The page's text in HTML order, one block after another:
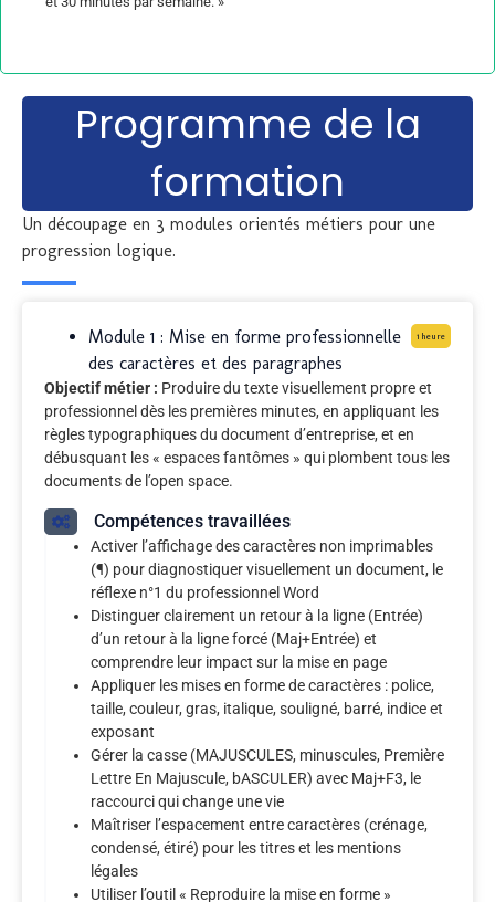
Programme de la
formation
Un découpage en 3 modules orientés métiers pour une
progression logique.
1 heure
Module 1 : Mise en forme professionnelle
des caractères et des paragraphes
Objectif métier : Produire du texte visuellement propre et
professionnel dès les premières minutes, en appliquant les
règles typographiques du document d’entreprise, et en
débusquant les « espaces fantômes » qui plombent tous les
documents de l’open space.
Compétences travaillées
Activer l’affichage des caractères non imprimables
(¶) pour diagnostiquer visuellement un document, le
réflexe n°1 du professionnel Word
Distinguer clairement un retour à la ligne (Entrée)
d’un retour à la ligne forcé (Maj+Entrée) et
comprendre leur impact sur la mise en page
Appliquer les mises en forme de caractères : police,
taille, couleur, gras, italique, souligné, barré, indice et
exposant
Gérer la casse (MAJUSCULES, minuscules, Première
Lettre En Majuscule, bASCULER) avec Maj+F3, le
raccourci qui change une vie
Maîtriser l’espacement entre caractères (crénage,
condensé, étiré) pour les titres et les mentions
légales
Utiliser l’outil « Reproduire la mise en forme »